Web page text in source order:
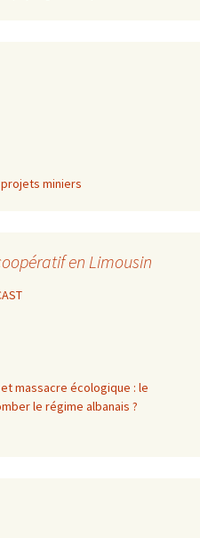
miniers
en Limousin
massacre écologique : le
le régime albanais ?